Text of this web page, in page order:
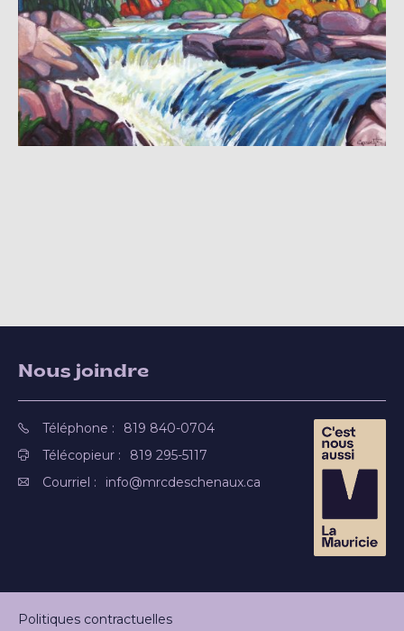
Nous joindre
Téléphone :
819 840-0704
Télécopieur :
819 295-5117
Courriel :
info@mrcdeschenaux.ca
Politiques contractuelles